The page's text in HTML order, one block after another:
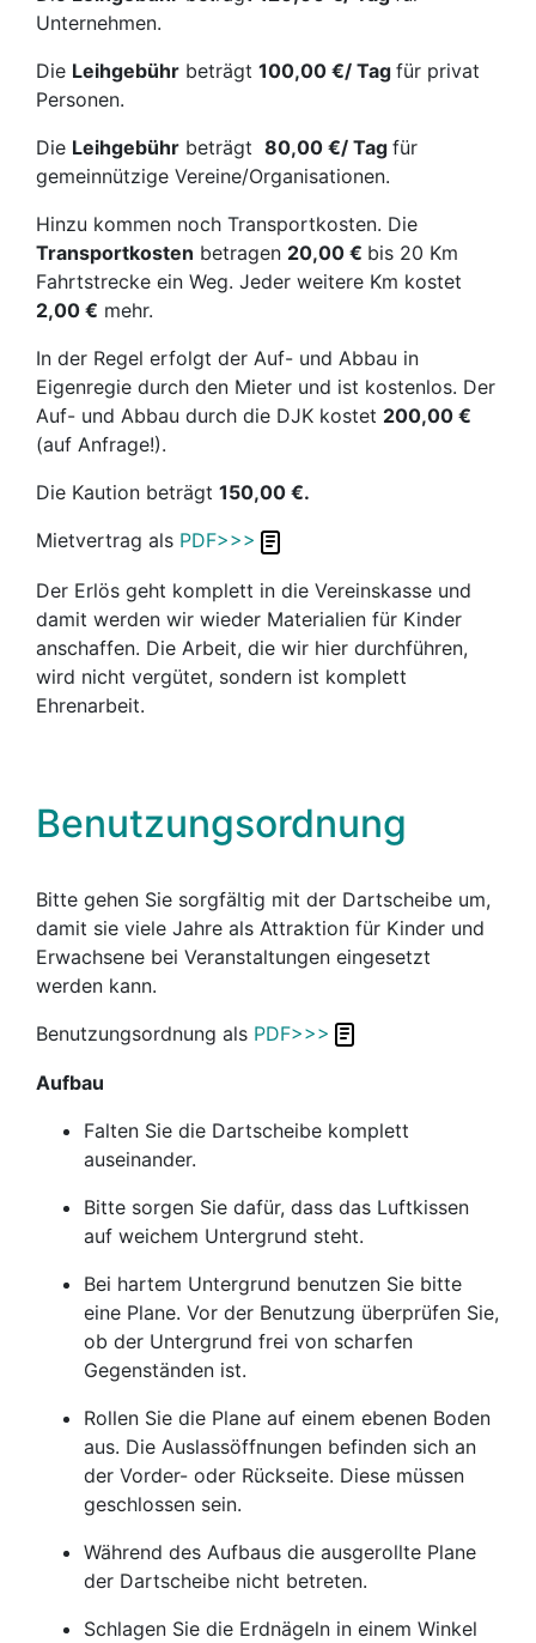
Unternehmen.
Die Leihgebühr beträgt 100,00 €/ Tag für privat
Personen.
Die Leihgebühr beträgt 80,00 €/ Tag für
gemeinnützige Vereine/Organisationen.
Hinzu kommen noch Transportkosten. Die
Transportkosten betragen 20,00 € bis 20 Km
Fahrtstrecke ein Weg. Jeder weitere Km kostet
2,00 € mehr.
In der Regel erfolgt der Auf- und Abbau in
Eigenregie durch den Mieter und ist kostenlos. Der
Auf- und Abbau durch die DJK kostet 200,00 €
(auf Anfrage!).
Die Kaution beträgt 150,00 €.
Mietvertrag als PDF>>>
Der Erlös geht komplett in die Vereinskasse und
damit werden wir wieder Materialien für Kinder
anschaffen. Die Arbeit, die wir hier durchführen,
wird nicht vergütet, sondern ist komplett
Ehrenarbeit.
Benutzungsordnung
Bitte gehen Sie sorgfältig mit der Dartscheibe um,
damit sie viele Jahre als Attraktion für Kinder und
Erwachsene bei Veranstaltungen eingesetzt
werden kann.
Benutzungsordnung als PDF>>>
Aufbau
Falten Sie die Dartscheibe komplett
auseinander.
Bitte sorgen Sie dafür, dass das Luftkissen
auf weichem Untergrund steht.
Bei hartem Untergrund benutzen Sie bitte
eine Plane. Vor der Benutzung überprüfen Sie,
ob der Untergrund frei von scharfen
Gegenständen ist.
Rollen Sie die Plane auf einem ebenen Boden
aus. Die Auslassöffnungen befinden sich an
der Vorder- oder Rückseite. Diese müssen
geschlossen sein.
Während des Aufbaus die ausgerollte Plane
der Dartscheibe nicht betreten.
Schlagen Sie die Erdnägeln in einem Winkel